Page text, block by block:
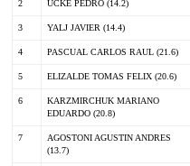
2 UCKE PEDRO (14.2)
3 YALJ JAVIER (14.4)
4 PASCUAL CARLOS RAUL (21.6)
5 ELIZALDE TOMAS FELIX (20.6)
6
KARZMIRCHUK MARIANO
EDUARDO (20.8)
7
AGOSTONI AGUSTIN ANDRES
(13.7)